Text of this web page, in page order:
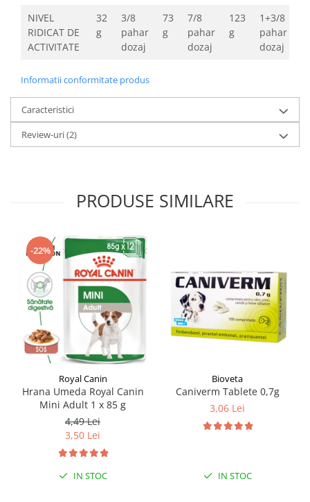
NIVEL
RIDICAT DE
ACTIVITATE
32
g
3/8
pahar
dozaj
73
g
7/8
pahar
dozaj
123
g
1+3/8
pahar
dozaj
Informatii conformitate produs
Caracteristici
Review-uri(2)
PRODUSE SIMILARE
-22%
Royal Canin
Hrana Umeda Royal Canin
Mini Adult 1 x 85 g
4,49 Lei
3,50 Lei
IN STOC
Bioveta
Caniverm Tablete 0,7g
3,06 Lei
IN STOC